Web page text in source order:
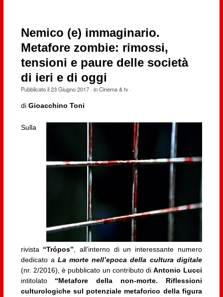
Nemico (e) immaginario.
Metafore zombie: rimossi,
tensioni e paure delle società
di ieri e di oggi
Pubblicato il23 Giugno 2017· inCinema & tv·
di Gioacchino Toni
Sulla
rivista “Trópos”, all’interno di un interessante numero
dedicato aLa morte nell’epoca della cultura digitale
(nr. 2/2016), è pubblicato un contributo diAntonio Lucci
intitolato “Metafore della non-morte. Riflessioni
culturologiche sul potenziale metaforico della figura